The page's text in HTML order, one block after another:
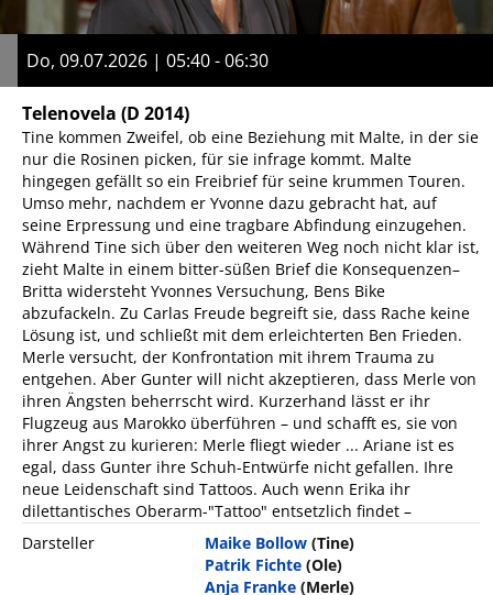
Do, 09.07.2026 | 05:40 - 06:30
Telenovela (D 2014)
Tine kommen Zweifel, ob eine Beziehung mit Malte, in der sie
nur die Rosinen picken, für sie infrage kommt. Malte
hingegen gefällt so ein Freibrief für seine krummen Touren.
Umso mehr, nachdem er Yvonne dazu gebracht hat, auf
seine Erpressung und eine tragbare Abfindung einzugehen.
Während Tine sich über den weiteren Weg noch nicht klar ist,
zieht Malte in einem bitter-süßen Brief die Konsequenzen–
Britta widersteht Yvonnes Versuchung, Bens Bike
abzufackeln. Zu Carlas Freude begreift sie, dass Rache keine
Lösung ist, und schließt mit dem erleichterten Ben Frieden.
Merle versucht, der Konfrontation mit ihrem Trauma zu
entgehen. Aber Gunter will nicht akzeptieren, dass Merle von
ihren Ängsten beherrscht wird. Kurzerhand lässt er ihr
Flugzeug aus Marokko überführen – und schafft es, sie von
ihrer Angst zu kurieren: Merle fliegt wieder ... Ariane ist es
egal, dass Gunter ihre Schuh-Entwürfe nicht gefallen. Ihre
neue Leidenschaft sind Tattoos. Auch wenn Erika ihr
dilettantisches Oberarm-"Tattoo" entsetzlich findet –
Darsteller
Maike Bollow (Tine)
Patrik Fichte (Ole)
Anja Franke (Merle)